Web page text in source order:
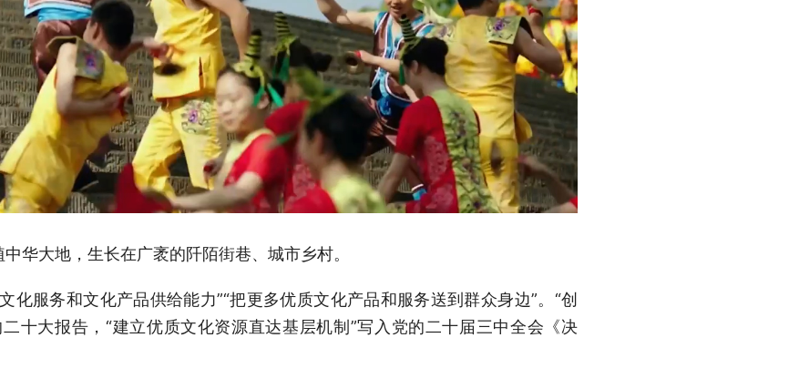
华大地，生长在广袤的阡陌街巷、城市乡村。
化服务和文化产品供给能力”“把更多优质文化产品和服务送到群众身边”。“创
十大报告，“建立优质文化资源直达基层机制”写入党的二十届三中全会《决